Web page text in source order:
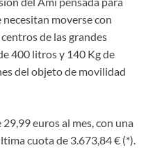
moverse con
de las grandes
400 litros y 140 Kg de
del objeto de movilidad
euros al mes, con una
cuota de 3.673,84 € (*).